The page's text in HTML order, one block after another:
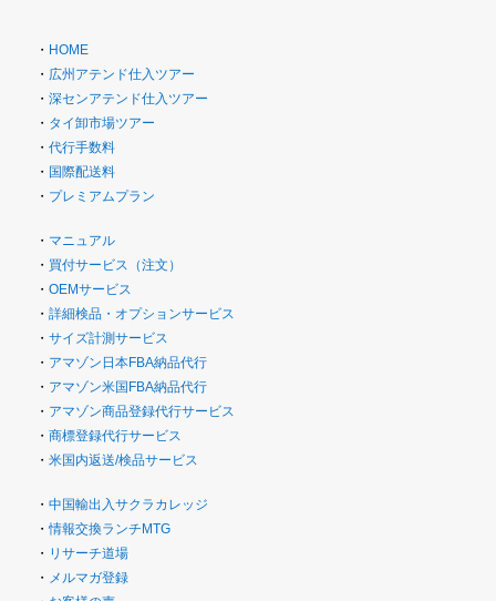
・ HOME
・ 広州アテンド仕入ツアー
・ 深センアテンド仕入ツアー
・ タイ卸市場ツアー
・ 代行手数料
・ 国際配送料
・ プレミアムプラン
・ マニュアル
・ 買付サービス（注文）
・ OEMサービス
・ 詳細検品・オプションサービス
・ サイズ計測サービス
・ アマゾン日本FBA納品代行
・ アマゾン米国FBA納品代行
・ アマゾン商品登録代行サービス
・ 商標登録代行サービス
・ 米国内返送/検品サービス
・ 中国輸出入サクラカレッジ
・情報交換ランチMTG
・ リサーチ道場
・ メルマガ登録